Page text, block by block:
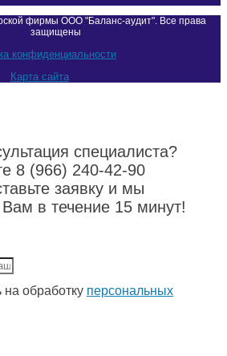
фирмы ООО "Баланс-аудит". Все права
защищены
конфиденциальности
Карта сайта
специалиста?
8 (966) 240-42-90
заявку и мы
в течение 15 минут!
обработку персональных